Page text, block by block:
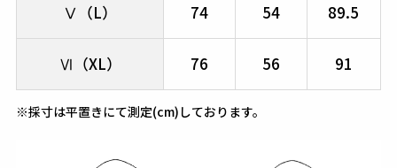
Ⅴ（L） 74 54 89.5
Ⅵ（XL） 76 56 91
※採寸は平置きにて測定(cm)しております。